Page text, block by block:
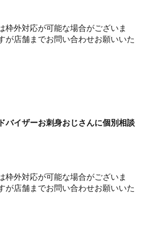
枠外対応が可能な場合がございま
が店舗までお問い合わせお願いいた
バイザーお刺身おじさんに個別相談
枠外対応が可能な場合がございま
が店舗までお問い合わせお願いいた